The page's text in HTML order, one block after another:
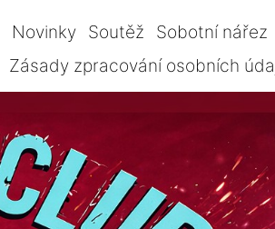
Novinky Soutěž
Sobotní nářez
Zásady zpracování osobních